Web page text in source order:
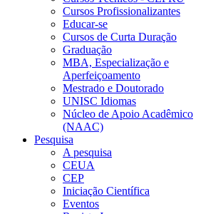
Cursos Profissionalizantes
Educar-se
Cursos de Curta Duração
Graduação
MBA, Especialização e
Aperfeiçoamento
Mestrado e Doutorado
UNISC Idiomas
Núcleo de Apoio Acadêmico
(NAAC)
Pesquisa
A pesquisa
CEUA
CEP
Iniciação Científica
Eventos